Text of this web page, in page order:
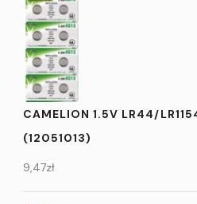
CAMELION 1.5V LR44/
(12051013)
9,47zł